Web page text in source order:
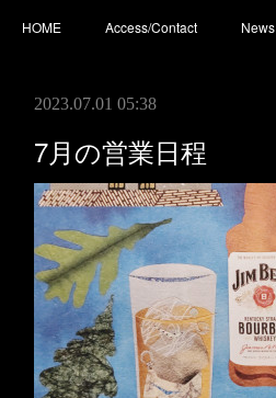
HOME Access/Contact News
2023.07.01 05:38
7月の営業日程